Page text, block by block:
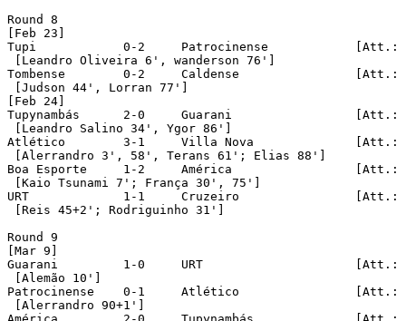
Round 8
[Feb 23]
Tupi		0-2	Patrocinense		[Att.: 694]
[Leandro Oliveira 6', wanderson 76']
Tombense	0-2	Caldense		[Att.: 1,052]
[Judson 44', Lorran 77']
[Feb 24]
Tupynambás	2-0 	Guarani			[Att.: 560]
[Leandro Salino 34', Ygor 86']
Atlético	3-1	Villa Nova		[Att.: 13,473]
[Alerrandro 3', 58', Terans 61'; Elias 88']
Boa Esporte	1-2	América			[Att.: 1,143]
[Kaio Tsunami 7'; França 30', 75']
URT		1-1	Cruzeiro		[Att.: 5,140]
[Reis 45+2'; Rodriguinho 31']
Round 9
[Mar 9]
Guarani		1-0	URT			[Att.: 2,383]
[Alemão 10']
Patrocinense	0-1	Atlético		[Att.: 3,743]
[Alerrandro 90+1']